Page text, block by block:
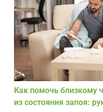
Как помочь близкому
из состояния запоя: